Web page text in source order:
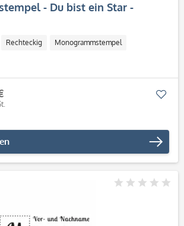
- Du bist ein Star -
Rechteckig Monogrammstempel